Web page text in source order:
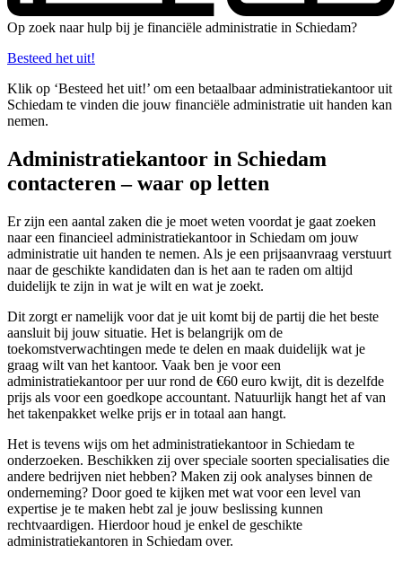
Op zoek naar hulp bij je financiële administratie in Schiedam?
Besteed het uit!
Klik op ‘Besteed het uit!’ om een betaalbaar administratiekantoor uit
Schiedam te vinden die jouw financiële administratie uit handen kan
nemen.
Administratiekantoor in Schiedam
contacteren – waar op letten
Er zijn een aantal zaken die je moet weten voordat je gaat zoeken
naar een financieel administratiekantoor in Schiedam om jouw
administratie uit handen te nemen. Als je een prijsaanvraag verstuurt
naar de geschikte kandidaten dan is het aan te raden om altijd
duidelijk te zijn in wat je wilt en wat je zoekt.
Dit zorgt er namelijk voor dat je uit komt bij de partij die het beste
aansluit bij jouw situatie. Het is belangrijk om de
toekomstverwachtingen mede te delen en maak duidelijk wat je
graag wilt van het kantoor. Vaak ben je voor een
administratiekantoor per uur rond de €60 euro kwijt, dit is dezelfde
prijs als voor een goedkope accountant. Natuurlijk hangt het af van
het takenpakket welke prijs er in totaal aan hangt.
Het is tevens wijs om het administratiekantoor in Schiedam te
onderzoeken. Beschikken zij over speciale soorten specialisaties die
andere bedrijven niet hebben? Maken zij ook analyses binnen de
onderneming? Door goed te kijken met wat voor een level van
expertise je te maken hebt zal je jouw beslissing kunnen
rechtvaardigen. Hierdoor houd je enkel de geschikte
administratiekantoren in Schiedam over.